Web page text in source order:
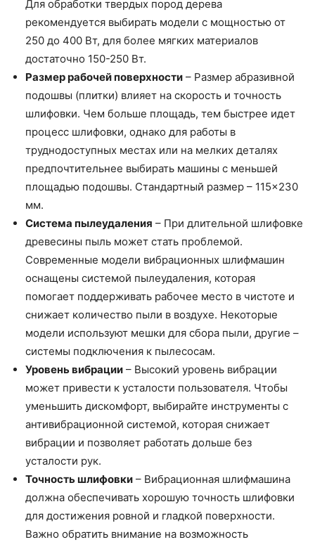
Для обработки твердых пород дерева
рекомендуется выбирать модели с мощностью от
250 до 400 Вт, для более мягких материалов
достаточно 150-250 Вт.
Размер рабочей поверхности – Размер абразивной
подошвы (плитки) влияет на скорость и точность
шлифовки. Чем больше площадь, тем быстрее идет
процесс шлифовки, однако для работы в
труднодоступных местах или на мелких деталях
предпочтительнее выбирать машины с меньшей
площадью подошвы. Стандартный размер – 115×230
мм.
Система пылеудаления – При длительной шлифовке
древесины пыль может стать проблемой.
Современные модели вибрационных шлифмашин
оснащены системой пылеудаления, которая
помогает поддерживать рабочее место в чистоте и
снижает количество пыли в воздухе. Некоторые
модели используют мешки для сбора пыли, другие –
системы подключения к пылесосам.
Уровень вибрации – Высокий уровень вибрации
может привести к усталости пользователя. Чтобы
уменьшить дискомфорт, выбирайте инструменты с
антивибрационной системой, которая снижает
вибрации и позволяет работать дольше без
усталости рук.
Точность шлифовки – Вибрационная шлифмашина
должна обеспечивать хорошую точность шлифовки
для достижения ровной и гладкой поверхности.
Важно обратить внимание на возможность